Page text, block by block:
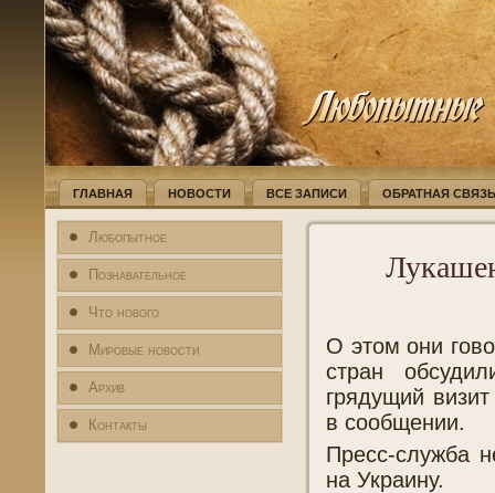
ГЛАВНАЯ НОВОСТИ ВСЕ ЗАПИСИ ОБРАТНАЯ СВЯЗЬ
Любопытное
Познавательное
Что нового
Мировые новости
Архив
Контакты
О этом они
стран
грядущий
в сообщении.
Пресс-служба
на Украину.